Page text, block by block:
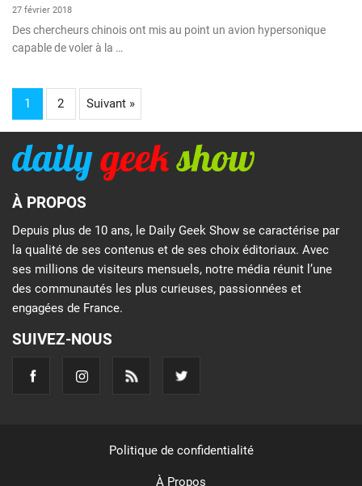
27 février 2018
Des chercheurs chinois ont mis au point un avion hypersonique
capable de voler à la …
1 2 Suivant »
À PROPOS
Depuis plus de 10 ans, le Daily Geek Show se caractérise par
la qualité de ses contenus et de ses choix éditoriaux. Avec
ses millions de visiteurs mensuels, notre média réunit l’une
des communautés les plus curieuses, passionnées et
engagées de France.
SUIVEZ-NOUS
Politique de confidentialité
À Propos